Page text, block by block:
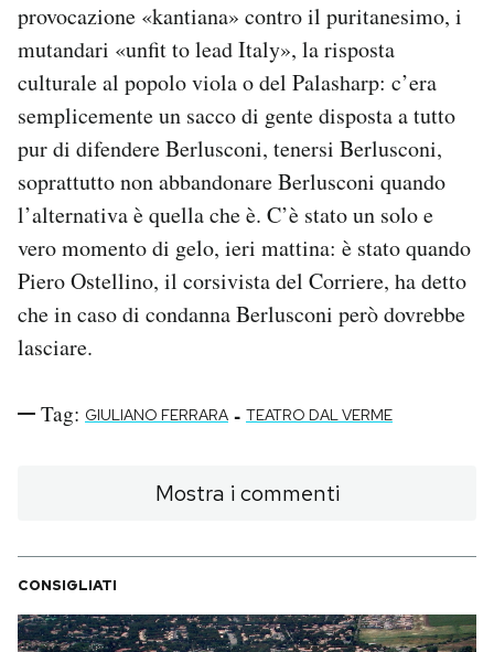
provocazione «kantiana» contro il puritanesimo, i
mutandari «unfit to lead Italy», la risposta
culturale al popolo viola o del Palasharp: c’era
semplicemente un sacco di gente disposta a tutto
pur di difendere Berlusconi, tenersi Berlusconi,
soprattutto non abbandonare Berlusconi quando
l’alternativa è quella che è. C’è stato un solo e
vero momento di gelo, ieri mattina: è stato quando
Piero Ostellino, il corsivista del Corriere, ha detto
che in caso di condanna Berlusconi però dovrebbe
lasciare.
Tag: GIULIANO FERRARA - TEATRO DAL VERME
Mostra i commenti
CONSIGLIATI